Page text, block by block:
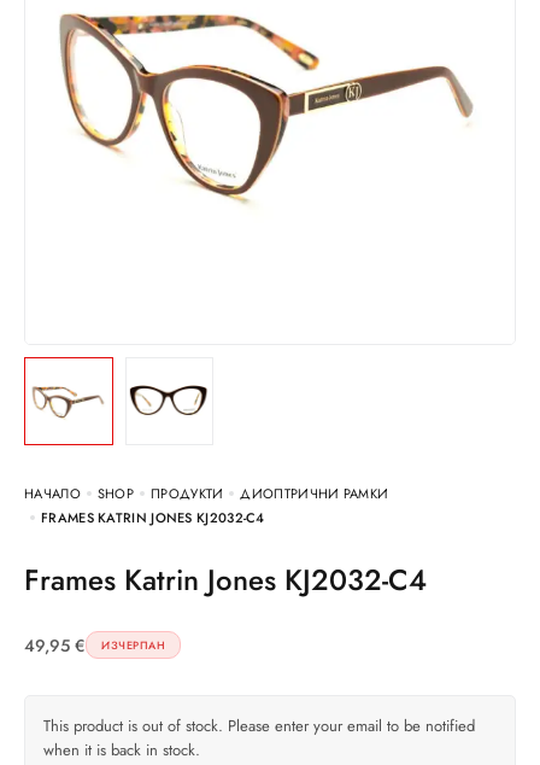
НАЧАЛО SHOP ПРОДУКТИ
ДИОПТРИЧНИ РАМКИ
FRAMES KATRIN JONES KJ2032-C4
Frames Katrin Jones KJ2032-C4
49,95 € ИЗЧЕРПАН
This product is out of stock. Please enter your email to be notified
when it is back in stock.